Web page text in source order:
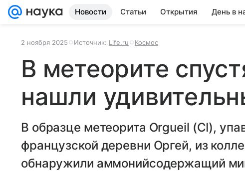
Новости Статьи Открытия День в
2 ноября 2025 Источник: Life.ru Космос
В метеорите
нашли
В образце метеорита Orgueil (CI),
французской деревни Оргей, из
обнаружили аммонийсодержащий